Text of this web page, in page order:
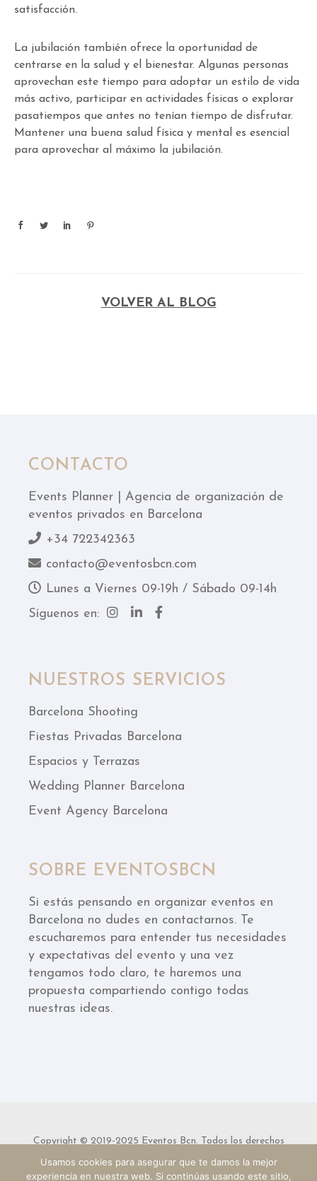
satisfacción.
La jubilación también ofrece la oportunidad de
centrarse en la salud y el bienestar. Algunas personas
aprovechan este tiempo para adoptar un estilo de vida
más activo, participar en actividades físicas o explorar
pasatiempos que antes no tenían tiempo de disfrutar.
Mantener una buena salud física y mental es esencial
para aprovechar al máximo la jubilación.
VOLVER AL BLOG
CONTACTO
Events Planner | Agencia de organización de
eventos privados en Barcelona
+34 722342363
contacto@eventosbcn.com
Lunes a Viernes 09-19h / Sábado 09-14h
Síguenos en:
NUESTROS SERVICIOS
Barcelona Shooting
Fiestas Privadas Barcelona
Espacios y Terrazas
Wedding Planner Barcelona
Event Agency Barcelona
SOBRE EVENTOSBCN
Si estás pensando en organizar eventos en
Barcelona no dudes en contactarnos. Te
escucharemos para entender tus necesidades
y expectativas del evento y una vez
tengamos todo claro, te haremos una
propuesta compartiendo contigo todas
nuestras ideas.
Copyright © 2019-2025 Eventos Bcn. Todos los derechos
reservados.
Usamos cookies para asegurar que te damos la mejor
experiencia en nuestra web. Si continúas usando este sitio,